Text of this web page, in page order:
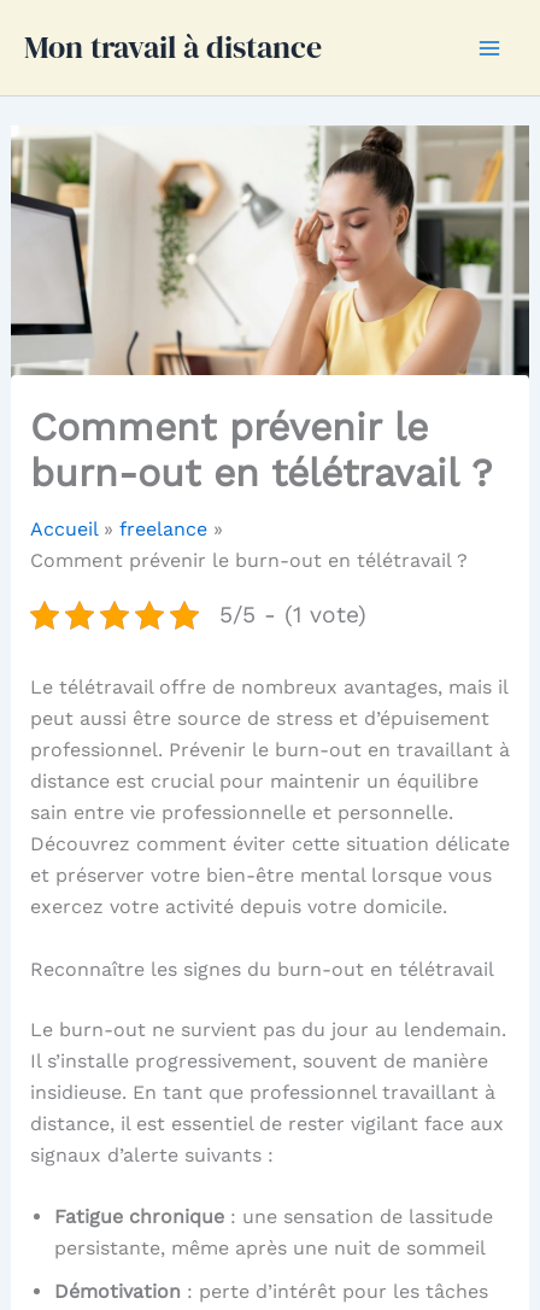
Mon travail à distance
Comment prévenir le
burn-out en télétravail ?
Accueil
freelance
Comment prévenir le burn-out en télétravail ?
5/5 - (1 vote)
Le télétravail offre de nombreux avantages, mais il
peut aussi être source de stress et d’épuisement
professionnel. Prévenir le burn-out en travaillant à
distance est crucial pour maintenir un équilibre
sain entre vie professionnelle et personnelle.
Découvrez comment éviter cette situation délicate
et préserver votre bien-être mental lorsque vous
exercez votre activité depuis votre domicile.
Reconnaître les signes du burn-out en télétravail
Le burn-out ne survient pas du jour au lendemain.
Il s’installe progressivement, souvent de manière
insidieuse. En tant que professionnel travaillant à
distance, il est essentiel de rester vigilant face aux
signaux d’alerte suivants :
Fatigue chronique: une sensation de lassitude
persistante, même après une nuit de sommeil
Démotivation : perte d’intérêt pour les tâches